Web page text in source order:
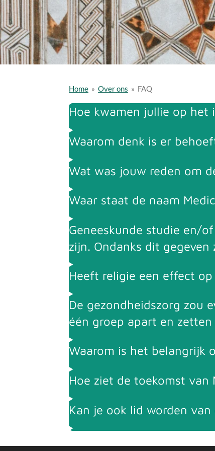
Home » Over ons » FAQ
Hoe kwamen jullie op het
Waarom denk is er
Wat was jouw reden om
Waar staat de naam
Geneeskunde studie en/
zijn. Ondanks dit
Heeft religie een effect op
De gezondheidszorg zou
één groep apart en
Waarom is het belangrijk
Hoe ziet de toekomst van
Kan je ook lid worden